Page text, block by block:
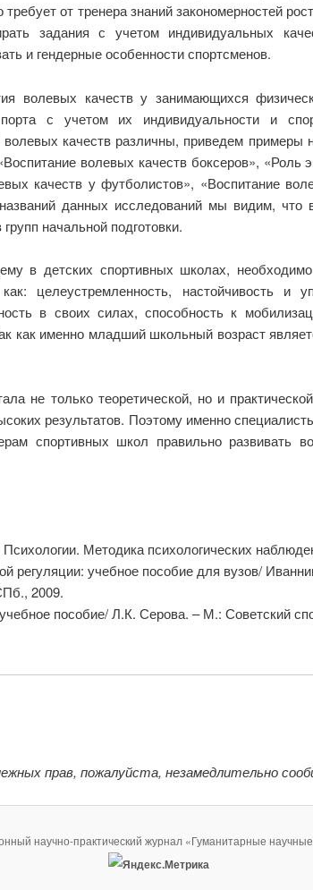
от тренера знаний закономерностей
задания с учетом индивидуальных
и гендерные особенности спортсменов.
волевых качеств у занимающихся
с учетом их индивидуальности и
качеств различны, приведем
волевых качеств боксеров», «Роль
качеств у футболистов», «Воспитание
данных исследований мы видим, что
начальной подготовки.
в детских спортивных школах,
целеустремленность, настойчивость
в своих силах, способность к
как именно младший школьный возраст
не только теоретической, но и
результатов. Поэтому именно
спортивных школ правильно развивать
Методика психологических
регуляции: учебное пособие для вузов/
2009.
пособие/ Л.К. Серова. – М.: Советский
прав, пожалуйста, незамедлительно
научно-практический журнал «Гуманитарные